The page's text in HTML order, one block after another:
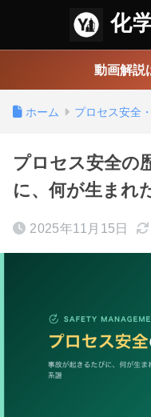
化
動画解説
ホーム プロセス安全
プロセス安全の
に、何が生まれ
2025年11月15日